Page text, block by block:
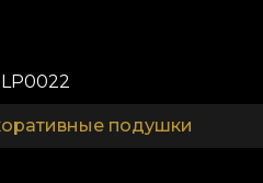
подушки